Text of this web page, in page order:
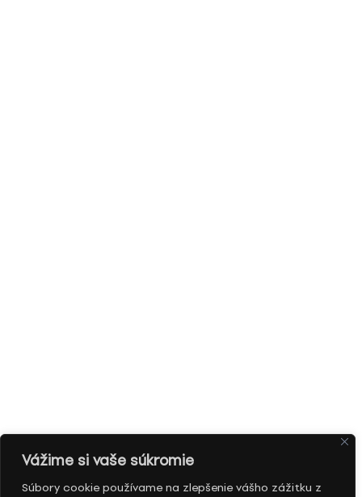
Vážime si vaše súkromie
Súbory cookie používame na zlepšenie vášho zážitku z